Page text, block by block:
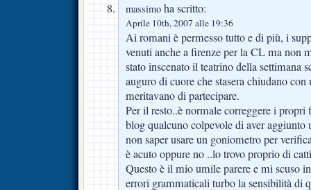
massimo ha scritto:
Aprile 10th, 2007 alle 19:36
Ai romani è permesso tutto e di più, i
venuti anche a firenze per la CL ma non
stato inscenato il teatrino della settimana
auguro di cuore che stasera chiudano
meritavano di partecipare.
Per il resto..è normale correggere i
blog qualcuno colpevole di aver
non saper usare un goniometro per
è acuto oppure no ..lo trovo proprio di
Questo è il mio umile parere e mi scuso
errori grammaticali turbo la sensibilità di